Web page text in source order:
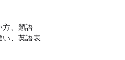
方、類語
い、英語表